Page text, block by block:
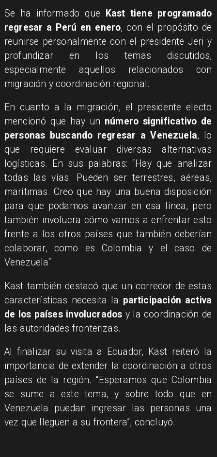
Se ha informado que
Kast tiene programado
regresar a Perú en enero, con el propósito de
reunirse personalmente con el presidente Jeri y
profundizar en los temas discutidos,
especialmente aquellos relacionados con
migración y coordinación regional.
En cuanto a la migración, el presidente electo
mencionó que hay un número significativo de
personas buscando regresar a Venezuela, lo
que requiere evaluar diversas alternativas
logísticas. En sus palabras: “Hay que analizar
todas las vías. Pueden ser terrestres, aéreas,
marítimas. Creo que hay una buena disposición
para que podamos avanzar en esa línea, pero
también involucra cómo vamos a enfrentar esto
frente a los otros países que también deberían
colaborar, como es Colombia y el caso de
Venezuela“.
Kast también destacó que un corredor de estas
características necesita la participación activa
de los países involucrados y la coordinación de
las autoridades fronterizas.
Al finalizar su visita a Ecuador, Kast reiteró la
importancia de extender la coordinación a otros
países de la región. “Esperamos que Colombia
se sume a este tema, y sobre todo que en
Venezuela puedan ingresar las personas una
vez que lleguen a su frontera”, concluyó.